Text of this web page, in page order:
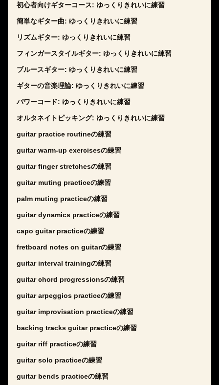
初心者向けギターコース: ゆっくりきれいに練習
簡単なギター曲: ゆっくりきれいに練習
リズムギター: ゆっくりきれいに練習
フィンガースタイルギター: ゆっくりきれいに練習
ブルースギター: ゆっくりきれいに練習
ギターの音楽理論: ゆっくりきれいに練習
パワーコード: ゆっくりきれいに練習
オルタネイトピッキング: ゆっくりきれいに練習
guitar practice routineの練習
guitar warm-up exercisesの練習
guitar finger stretchesの練習
guitar muting practiceの練習
palm muting practiceの練習
guitar dynamics practiceの練習
capo guitar practiceの練習
fretboard notes on guitarの練習
guitar interval trainingの練習
guitar chord progressionsの練習
guitar arpeggios practiceの練習
guitar improvisation practiceの練習
backing tracks guitar practiceの練習
guitar riff practiceの練習
guitar solo practiceの練習
guitar bends practiceの練習